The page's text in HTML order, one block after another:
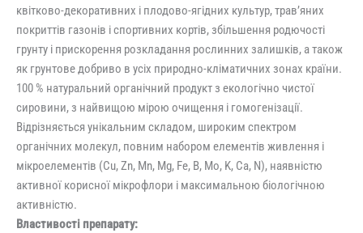
квітково-декоративних і плодово-ягідних культур, трав’яних
покриттів газонів і спортивних кортів, збільшення родючості
грунту і прискорення розкладання рослинних залишків, а також
як грунтове добриво в усіх природно-кліматичних зонах країни.
100 % натуральний органічний продукт з екологічно чистої
сировини, з найвищою мірою очищення і гомогенізації.
Відрізняється унікальним складом, широким спектром
органічних молекул, повним набором елементів живлення і
мікроелементів (Cu, Zn, Mn, Mg, Fe, B, Mo, K, Ca, N), наявністю
активної корисної мікрофлори і максимальною біологічною
активністю.
Властивості препарату: